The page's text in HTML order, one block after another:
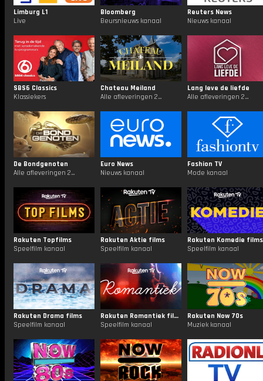
Limburg L1
Live
Bloomberg
Beursnieuws kanaal
Reuters News
Nieuws kanaal
SBS6 Classics
Klassiekers
Chateau Meiland
Alle afleveringen 24/7
Lang leve de liefde
Alle afleveringen 24/7
De Bondgenoten
Alle afleveringen 24/7
Euro News
Nieuws kanaal
Fashion TV
Mode kanaal
Rakuten Topfilms
Speelfilm kanaal
Rakuten Aktie films
Speelfilm kanaal
Rakuten Komedie films
Speelfilm kanaal
Rakuten Drama films
Speelfilm kanaal
Rakuten Romantiek films
Speelfilm kanaal
Rakuten Now 70s
Muziek kanaal